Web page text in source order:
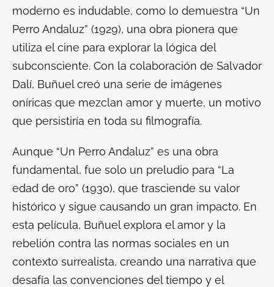
moderno es indudable, como lo demuestra “Un
Perro Andaluz” (1929), una obra pionera que
utiliza el cine para explorar la lógica del
subconsciente. Con la colaboración de Salvador
Dalí, Buñuel creó una serie de imágenes
oníricas que mezclan amor y muerte, un motivo
que persistiría en toda su filmografía.
Aunque “Un Perro Andaluz” es una obra
fundamental, fue solo un preludio para “La
edad de oro” (1930), que trasciende su valor
histórico y sigue causando un gran impacto. En
esta película, Buñuel explora el amor y la
rebelión contra las normas sociales en un
contexto surrealista, creando una narrativa que
desafía las convenciones del tiempo y el